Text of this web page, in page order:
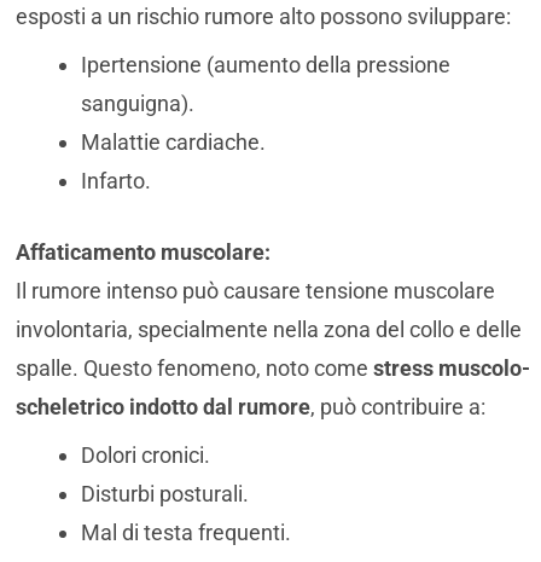
esposti a un rischio rumore alto possono sviluppare:
Ipertensione (aumento della pressione
sanguigna).
Malattie cardiache.
Infarto.
Affaticamento muscolare:
Il rumore intenso può causare tensione muscolare
involontaria, specialmente nella zona del collo e delle
spalle. Questo fenomeno, noto come stress muscolo-
scheletrico indotto dal rumore, può contribuire a:
Dolori cronici.
Disturbi posturali.
Mal di testa frequenti.